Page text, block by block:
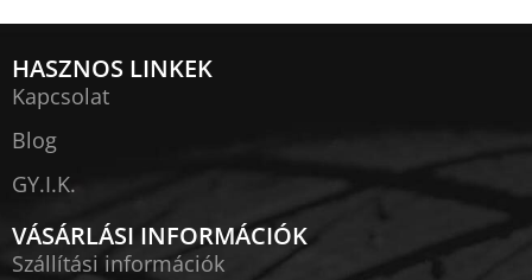
HASZNOS LINKEK
Kapcsolat
Blog
GY.I.K.
VÁSÁRLÁSI INFORMÁCIÓK
Szállítási információk